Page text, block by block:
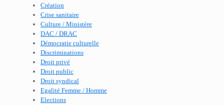
Création
Crise sanitaire
Culture / Ministère
DAC / DRAC
Démocratie culturelle
Discriminations
Droit privé
Droit public
Droit syndical
Egalité Femme / Homme
Elections